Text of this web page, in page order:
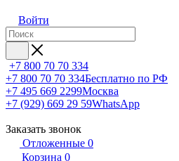
Войти
+7 800 70 70 334
+7 800 70 70 334Бесплатно по РФ
+7 495 669 2299Москва
+7 (929) 669 29 59WhatsApp
Заказать звонок
Отложенные 0
Корзина 0